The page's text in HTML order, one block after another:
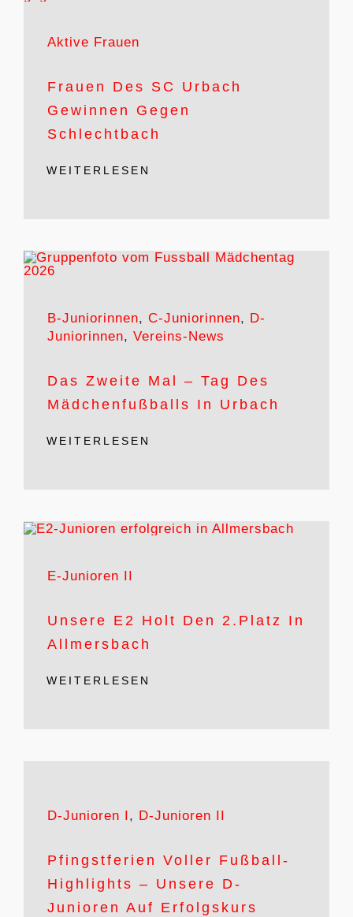
Aktive Frauen
Frauen Des SC Urbach
Gewinnen Gegen
Schlechtbach
WEITERLESEN
B-Juniorinnen, C-Juniorinnen, D-
Juniorinnen, Vereins-News
Das Zweite Mal – Tag Des
Mädchenfußballs In Urbach
WEITERLESEN
E-Junioren II
Unsere E2 Holt Den 2.Platz In
Allmersbach
WEITERLESEN
D-Junioren I, D-Junioren II
Pfingstferien Voller Fußball-
Highlights – Unsere D-
Junioren Auf Erfolgskurs